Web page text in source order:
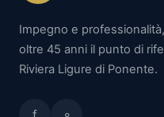
Impegno e
oltre 45 anni il punto di
Riviera Ligure di Ponente.